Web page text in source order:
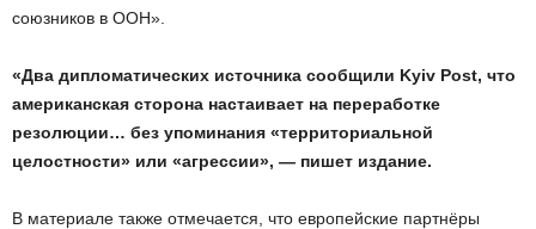
союзников в ООН».
«Два дипломатических источника сообщили Kyiv Post, что
американская сторона настаивает на переработке
резолюции… без упоминания «территориальной
целостности» или «агрессии», — пишет издание.
В материале также отмечается, что европейские партнёры